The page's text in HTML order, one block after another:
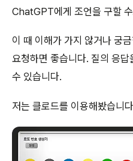
ChatGPT에게 조언을 구할
이 때 이해가 가지 않거나 궁
요청하면 좋습니다. 질의 응
수 있습니다.
저는 클로드를 이용해봤습니